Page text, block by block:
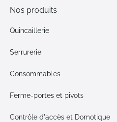
Nos produits
Quincaillerie
Serrurerie
Consommables
Ferme-portes et pivots
Contrôle d'accès et Domotique